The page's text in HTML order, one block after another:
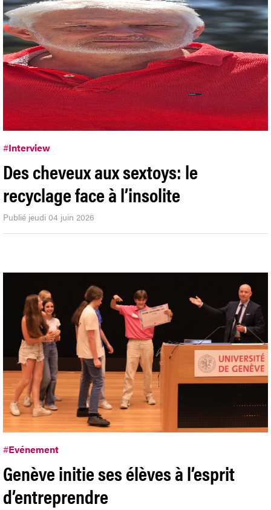
#Interview
Des cheveux aux sextoys: le
recyclage face à l’insolite
Publié jeudi 04 juin 2026
#Evénement
Genève initie ses élèves à l’esprit
d’entreprendre